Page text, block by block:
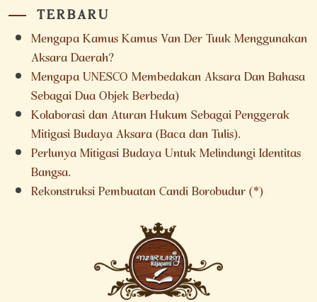
TERBARU
Mengapa Kamus Kamus Van Der Tuuk Menggunakan
Aksara Daerah?
Mengapa UNESCO Membedakan Aksara Dan Bahasa
Sebagai Dua Objek Berbeda)
Kolaborasi dan Aturan Hukum Sebagai Penggerak
Mitigasi Budaya Aksara (Baca dan Tulis).
Perlunya Mitigasi Budaya Untuk Melindungi Identitas
Bangsa.
Rekonstruksi Pembuatan Candi Borobudur (*)